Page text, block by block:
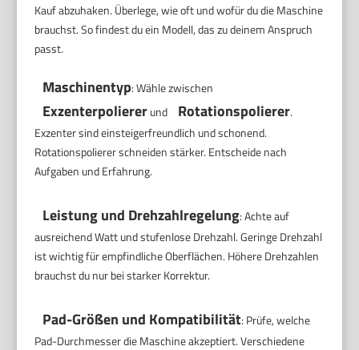
Kauf abzuhaken. Überlege, wie oft und wofür du die Maschine
brauchst. So findest du ein Modell, das zu deinem Anspruch
passt.
Maschinentyp: Wähle zwischen
Exzenterpoliererund Rotationspolierer.
Exzenter sind einsteigerfreundlich und schonend.
Rotationspolierer schneiden stärker. Entscheide nach
Aufgaben und Erfahrung.
Leistung und Drehzahlregelung: Achte auf
ausreichend Watt und stufenlose Drehzahl. Geringe Drehzahl
ist wichtig für empfindliche Oberflächen. Höhere Drehzahlen
brauchst du nur bei starker Korrektur.
Pad-Größen und Kompatibilität: Prüfe, welche
Pad-Durchmesser die Maschine akzeptiert. Verschiedene